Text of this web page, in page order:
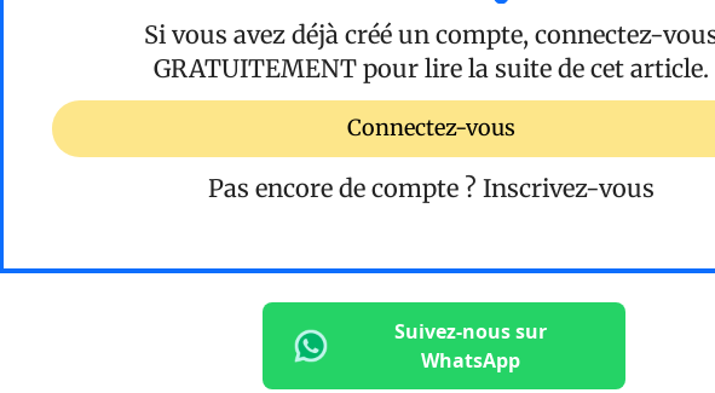
Si vous avez déjà créé un compte, connectez-
GRATUITEMENT pour lire la suite de cet article.
Connectez-vous
Pas encore de compte ? Inscrivez-vous
Suivez-nous sur
WhatsApp